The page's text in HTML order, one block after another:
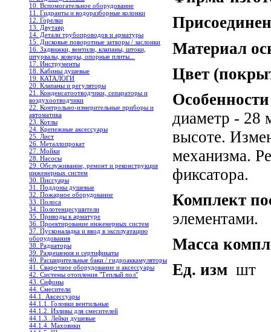
10. Вспомогательное оборудование
11. Гидранты и водоразборные колонки
12. Горелки
13. Двутавр
14. Детали трубопроводов и арматуры
15. Дисковые поворотные затворы / заслонки
16. Задвижки, вентили, клапаны, штоки,
штурвалы, коверы, опорные плиты...
17. Инструменты
18. Кабины душевые
19. КАТАЛОГИ
20. Клапаны и регуляторы
21. Конденсатоотводчики, сепараторы и
воздухоотводчики
22. Контрольно-измерительные приборы и
автоматика
23. Котлы
24. Крепежные аксессуары
25. Лист
26. Металлопрокат
27. Мойки
28. Насосы
29. Обслуживание, ремонт и реконструкция
инженерных систем
30. Писсуары
31. Поддоны душевые
32. Пожарное оборудование
33. Полоса
34. Полотенцесушители
35. Приводы к арматуре
36. Проектирование инженерных систем
37. Пусконаладка и ввод в эксплуатацию
оборудования
38. Радиаторы
39. Разрешения и сертификаты
40. Расширительные баки / гидроаккамуляторы
41. Сварочное оборудование и аксессуары
42. Системы отопления "Теплый пол"
43. Сифоны
44. Смесители
44.1. Аксессуары
44.1.1. Головки вентильные
44.1.2. Изливы для смесителей
44.1.3. Лейки душевые
44.1.4. Маховики
Материал
Цвет
диаметр - 28
высоте.
механизма.
фиксатора.
Комплект
элементами.
Масса
Ед. изм шт